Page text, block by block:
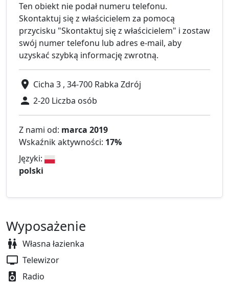
Ten obiekt nie podał numeru telefonu.
Skontaktuj się z właścicielem za pomocą
przycisku "Skontaktuj się z właścicielem" i zostaw
swój numer telefonu lub adres e-mail, aby
uzyskać szybką informację zwrotną.
Cicha 3 , 34-700 Rabka Zdrój
2-20 Liczba osób
Z nami od: marca 2019
Wskaźnik aktywności: 17%
Języki:
polski
Wyposażenie
Własna łazienka
Telewizor
Radio